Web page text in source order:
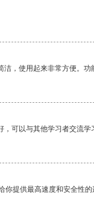
，使用起来非常方便。功
可以与其他学习者交流学
你提供最高速度和安全性的